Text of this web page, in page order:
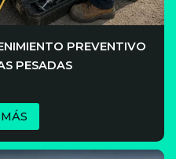
PREVENTIVO
PESADAS